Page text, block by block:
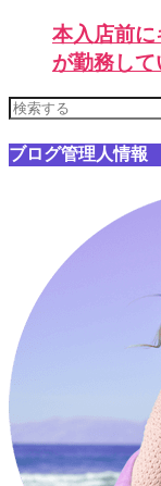
本入店前
が勤務して
ブログ管理人情報